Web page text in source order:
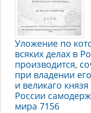
Уложение по
всяких делах в
производится,
при владении
и великаго
России
мира 7156